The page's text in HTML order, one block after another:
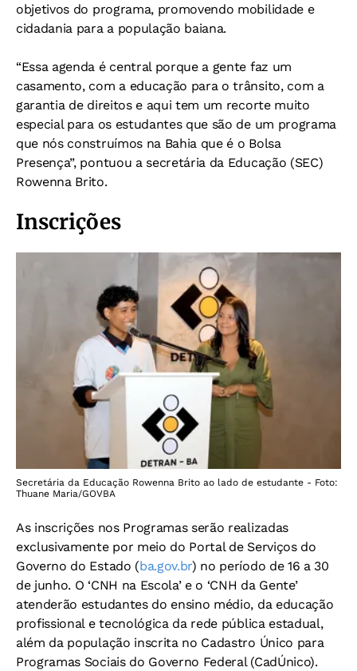
objetivos do programa, promovendo mobilidade e
cidadania para a população baiana.
“Essa agenda é central porque a gente faz um
casamento, com a educação para o trânsito, com a
garantia de direitos e aqui tem um recorte muito
especial para os estudantes que são de um programa
que nós construímos na Bahia que é o Bolsa
Presença”, pontuou a secretária da Educação (SEC)
Rowenna Brito.
Inscrições
Secretária da Educação Rowenna Brito ao lado de estudante - Foto:
Thuane Maria/GOVBA
As inscrições nos Programas serão realizadas
exclusivamente por meio do Portal de Serviços do
Governo do Estado (ba.gov.br) no período de 16 a 30
de junho. O ‘CNH na Escola’ e o ‘CNH da Gente’
atenderão estudantes do ensino médio, da educação
profissional e tecnológica da rede pública estadual,
além da população inscrita no Cadastro Único para
Programas Sociais do Governo Federal (CadÚnico).